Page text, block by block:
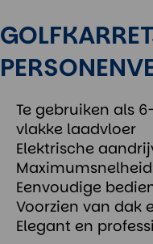
Te gebruiken als
vlakke laadvloer
Elektrische
Eenvoudige
Voorzien van dak
Elegant en